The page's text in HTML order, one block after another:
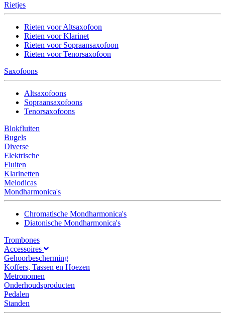
Rietjes
Rieten voor Altsaxofoon
Rieten voor Klarinet
Rieten voor Sopraansaxofoon
Rieten voor Tenorsaxofoon
Saxofoons
Altsaxofoons
Sopraansaxofoons
Tenorsaxofoons
Blokfluiten
Bugels
Diverse
Elektrische
Fluiten
Klarinetten
Melodicas
Mondharmonica's
Chromatische Mondharmonica's
Diatonische Mondharmonica's
Trombones
Accessoires
Gehoorbescherming
Koffers, Tassen en Hoezen
Metronomen
Onderhoudsproducten
Pedalen
Standen